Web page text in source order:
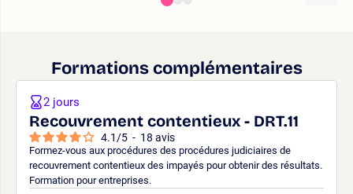
Formations complémentaires
Recouvrement contentieux - DRT.11
4.1 /5 - 18 avis
Formez-vous aux procédures des procédures judiciaires de
recouvrement contentieux des impayés pour obtenir des résultats.
Formation pour entreprises.
2 jours